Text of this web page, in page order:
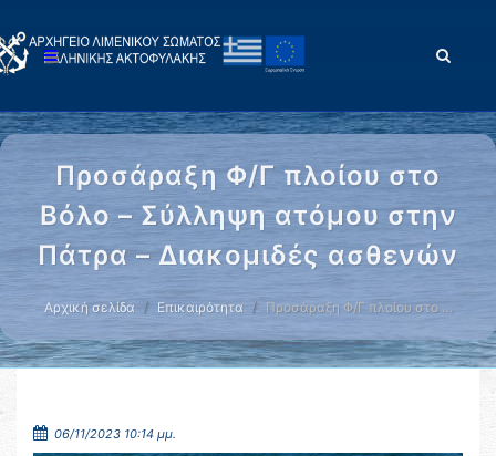
Προσάραξη Φ/Γ πλοίου στο
Βόλο – Σύλληψη ατόμου στην
Πάτρα – Διακομιδές ασθενών
Αρχική σελίδα Επικαιρότητα Προσάραξη Φ/Γ πλοίου στο …
06/11/2023 10:14 μμ.